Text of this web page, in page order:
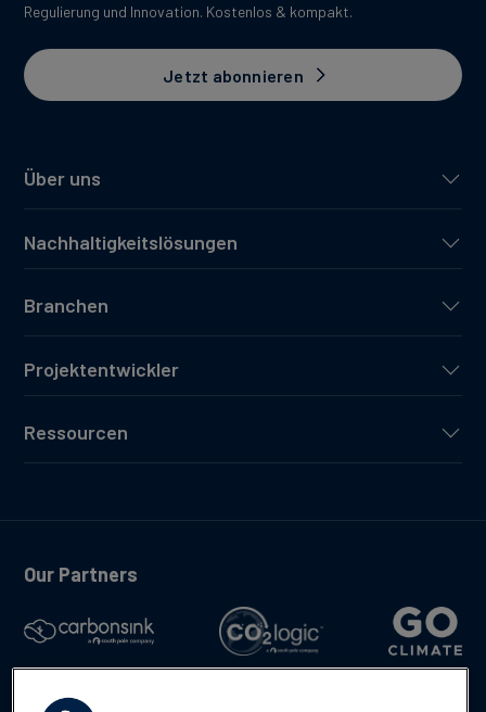
Über uns
Nachhaltigkeitslösungen
Branchen
Projektentwickler
Ressourcen
Regulierung und Innovation. Kostenlos & kompakt.
Jetzt abonnieren
Our Partners